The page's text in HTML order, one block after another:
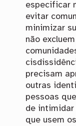
especificar
evitar
minimizar
não
precisam
outras
pessoas
de intimidar
que usem